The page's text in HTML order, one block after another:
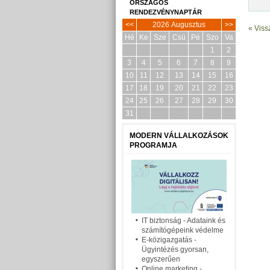
ORSZÁGOS
RENDEZVÉNYNAPTÁR
<< 2026 Augusztus
>>
Hé
Ke Sze Csü Pé Szo
Va
1
2
3
4 5 6 7 8
9
10
11 12 13 14 15
16
17
18 19 20 21 22
23
24
25 26 27 28 29
30
31
MODERN VÁLLALKOZÁSOK
PROGRAMJA
IT biztonság - Adataink és
számítógépeink védelme
E-közigazgatás -
Ügyintézés gyorsan,
egyszerűen
«